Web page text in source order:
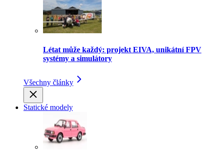
Létat může každý: projekt EIVA, unikátní FPV
systémy a simulátory
Všechny články
Statické modely